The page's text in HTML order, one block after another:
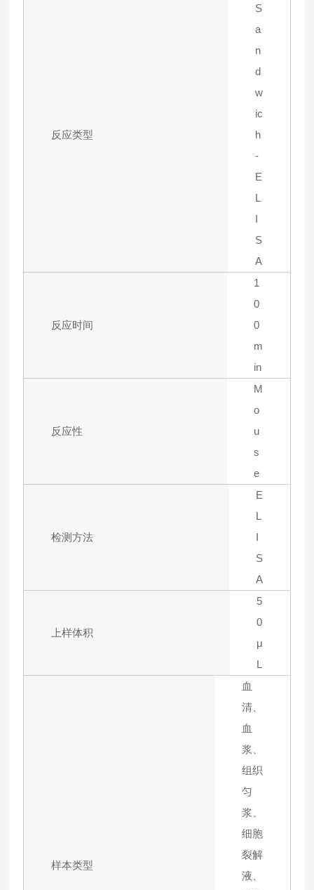
反应类型
S
a
n
d
w
ic
h
-
E
L
I
S
A
反应时间
1
0
0
m
in
反应性
M
o
u
s
e
检测方法
E
L
I
S
A
上样体积
5
0
μ
L
样本类型
血
清、
血
浆、
组织
匀
浆、
细胞
裂解
液、